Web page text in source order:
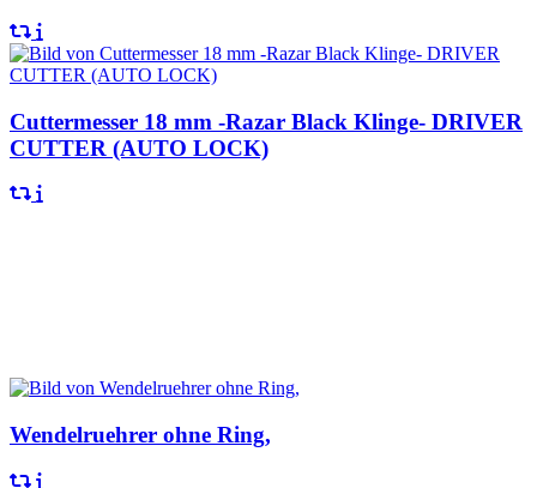
Cuttermesser 18 mm -Razar Black Klinge- DRIVER
CUTTER (AUTO LOCK)
Wendelruehrer ohne Ring,